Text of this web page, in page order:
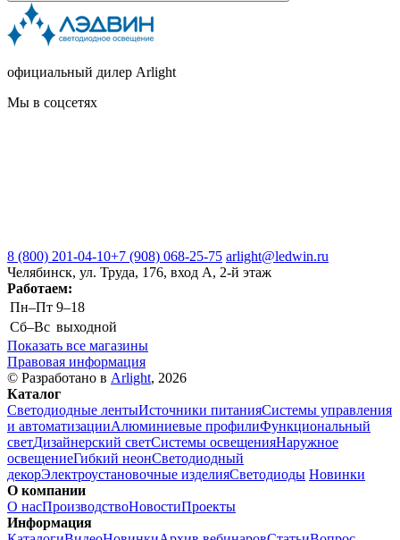
официальный дилер Arlight
Мы в соцсетях
8 (800) 201-04-10+7 (908) 068-25-75 arlight@ledwin.ru
Челябинск, ул. Труда, 176, вход А, 2-й этаж
Работаем:
Пн–Пт 9–18
Сб–Вс выходной
Показать все магазины
Правовая информация
© Разработано в Arlight, 2026
Каталог
Светодиодные лентыИсточники питанияСистемы управления
и автоматизацииАлюминиевые профилиФункциональный
светДизайнерский светСистемы освещенияНаружное
освещениеГибкий неонСветодиодный
декорЭлектроустановочные изделияСветодиоды Новинки
О компании
О насПроизводствоНовостиПроекты
Информация